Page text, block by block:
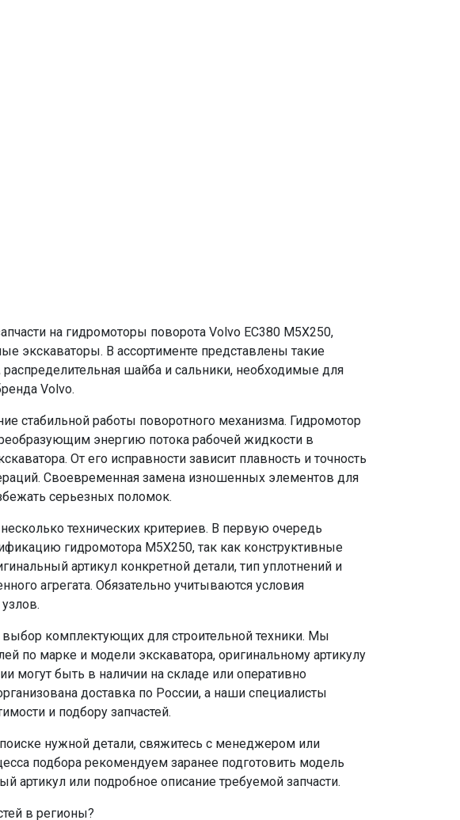
на гидромоторы поворота Volvo EC380 M5X250,
экскаваторы. В ассортименте представлены такие
шайба и сальники, необходимые для
Volvo.
стабильной работы поворотного механизма. Гидромотор
энергию потока рабочей жидкости в
От его исправности зависит плавность и точность
Своевременная замена изношенных элементов для
серьезных поломок.
технических критериев. В первую очередь
гидромотора M5X250, так как конструктивные
артикул конкретной детали, тип уплотнений и
агрегата. Обязательно учитываются условия
комплектующих для строительной техники. Мы
по марке и модели экскаватора, оригинальному артикулу
быть в наличии на складе или оперативно
доставка по России, а наши специалисты
и подбору запчастей.
нужной детали, свяжитесь с менеджером или
подбора рекомендуем заранее подготовить модель
артикул или подробное описание требуемой запчасти.
в регионы?